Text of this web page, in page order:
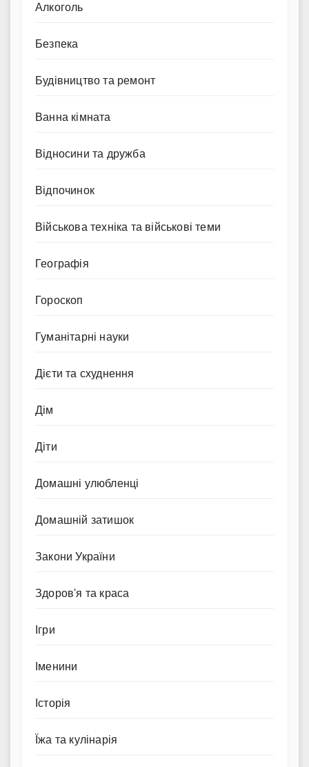
Алкоголь
Безпека
Будівництво та ремонт
Ванна кімната
Відносини та дружба
Відпочинок
Військова техніка та військові теми
Географія
Гороскоп
Гуманітарні науки
Дієти та схуднення
Дім
Діти
Домашні улюбленці
Домашній затишок
Закони України
Здоров'я та краса
Ігри
Іменини
Історія
Їжа та кулінарія